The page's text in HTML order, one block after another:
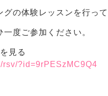
の体験レッスンを行って
度ご参加ください。
見る
?id=9rPESzMC9Q4